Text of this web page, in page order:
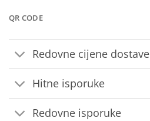
QR CODE
Redovne cijene dostave
Hitne isporuke
Redovne isporuke